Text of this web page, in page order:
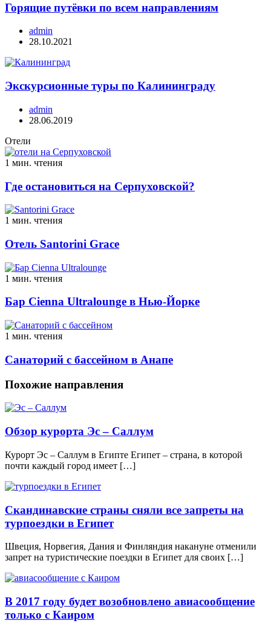
Горящие путёвки по всем направлениям
admin
28.10.2021
Экскурсионные туры по Калининграду
admin
28.06.2019
Отели
1 мин. чтения
Где остановиться на Серпуховской?
1 мин. чтения
Отель Santorini Grace
1 мин. чтения
Бар Cienna Ultralounge в Нью-Йорке
1 мин. чтения
Санаторий с бассейном в Анапе
Похожие направления
Обзор курорта Эс – Саллум
Курорт Эс – Саллум в Египте Египет – страна, в которой
почти каждый город имеет […]
Скандинавские страны сняли все запреты на
турпоездки в Египет
Швеция, Норвегия, Дания и Финляндия накануне отменили
запрет на туристические поездки в Египет для своих […]
В 2017 году будет возобновлено авиасообщение
только с Каиром